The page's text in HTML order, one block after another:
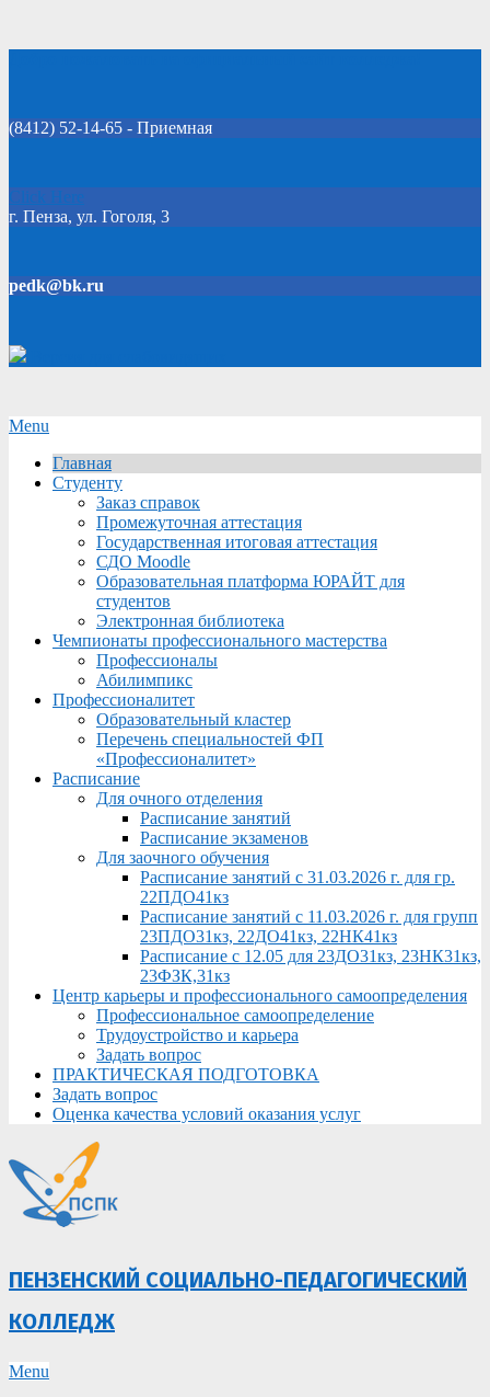
(8412) 52-14-65 - Приемная
Click Here
г. Пенза, ул. Гоголя, 3
pedk@bk.ru
Secondary
Menu
Menu
Главная
Студенту
Заказ справок
Промежуточная аттестация
Государственная итоговая аттестация
СДО Moodle
Образовательная платформа ЮРАЙТ для
студентов
Электронная библиотека
Чемпионаты профессионального мастерства
Профессионалы
Абилимпикс
Профессионалитет
Образовательный кластер
Перечень специальностей ФП
«Профессионалитет»
Расписание
Для очного отделения
Расписание занятий
Расписание экзаменов
Для заочного обучения
Расписание занятий с 31.03.2026 г. для гр.
22ПДО41кз
Расписание занятий с 11.03.2026 г. для групп
23ПДО31кз, 22ДО41кз, 22НК41кз
Расписание с 12.05 для 23ДО31кз, 23НК31кз,
23ФЗК,31кз
Центр карьеры и профессионального самоопределения
Профессиональное самоопределение
Трудоустройство и карьера
Задать вопрос
ПРАКТИЧЕСКАЯ ПОДГОТОВКА
Задать вопрос
Оценка качества условий оказания услуг
ПЕНЗЕНСКИЙ СОЦИАЛЬНО-ПЕДАГОГИЧЕСКИЙ
КОЛЛЕДЖ
Primary
Menu